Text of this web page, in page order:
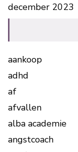
december 2023
aankoop
adhd
af
afvallen
alba academie
angstcoach